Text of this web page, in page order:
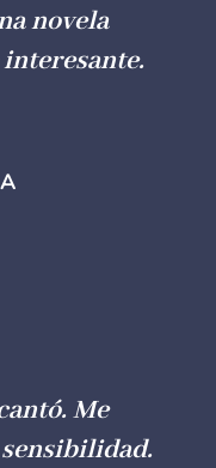
novela
Me